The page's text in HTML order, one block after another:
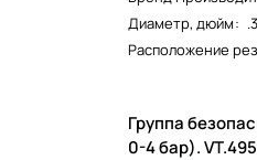
Диаметр, дюйм:
Расположение
Группа
0-4 бар).